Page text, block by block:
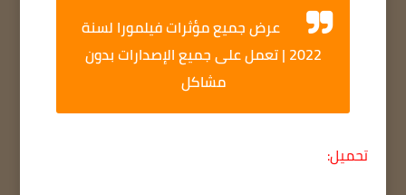
عرض جميع مؤثرات فيلمورا لسنة
2022 | تعمل على جميع الإصدارات بدون
مشاكل
تحميل: